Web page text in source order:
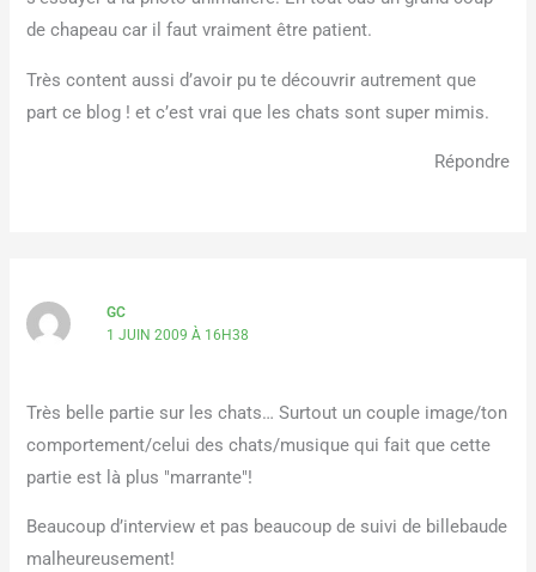
de chapeau car il faut vraiment être patient.
Très content aussi d’avoir pu te découvrir autrement que
part ce blog ! et c’est vrai que les chats sont super mimis.
Répondre
GC
1 JUIN 2009 À 16H38
Très belle partie sur les chats… Surtout un couple image/ton
comportement/celui des chats/musique qui fait que cette
partie est là plus "marrante"!
Beaucoup d’interview et pas beaucoup de suivi de billebaude
malheureusement!